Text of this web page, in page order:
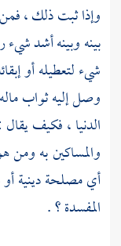
وإذا ثبت ذلك ،
بينه وبينه أشد
شيء لتعطيله أو
وصل إليه ثواب
الدنيا ، فكيف
والمساكين به
أي مصلحة دينية
المفسدة ؟ .